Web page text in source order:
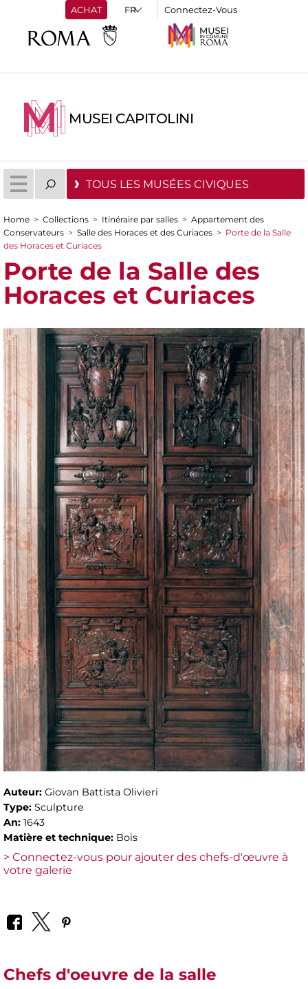
ACHAT Connectez-Vous
MUSEI CAPITOLINI
TOUS LES MUSÉES CIVIQUES
You are here
Home > Collections > Itinéraire par salles > Appartement des
Conservateurs > Salle des Horaces et des Curiaces > Porte de la Salle
des Horaces et Curiaces
Porte de la Salle des
Horaces et Curiaces
Auteur: Giovan Battista Olivieri
Type: Sculpture
An: 1643
Matière et technique: Bois
> Connectez-vous pour ajouter des chefs-d'œuvre à
votre galerie
Chefs d'oeuvre de la salle